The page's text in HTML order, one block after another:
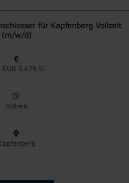
für Kapfenberg Vollzeit
(m/w/d)
EUR 3.478,51
Vollzeit